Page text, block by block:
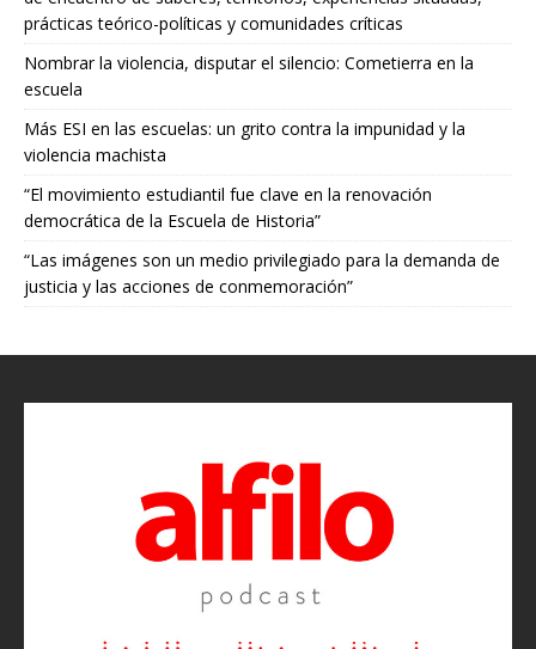
prácticas teórico-políticas y comunidades críticas
Nombrar la violencia, disputar el silencio: Cometierra en la
escuela
Más ESI en las escuelas: un grito contra la impunidad y la
violencia machista
“El movimiento estudiantil fue clave en la renovación
democrática de la Escuela de Historia”
“Las imágenes son un medio privilegiado para la demanda de
justicia y las acciones de conmemoración”